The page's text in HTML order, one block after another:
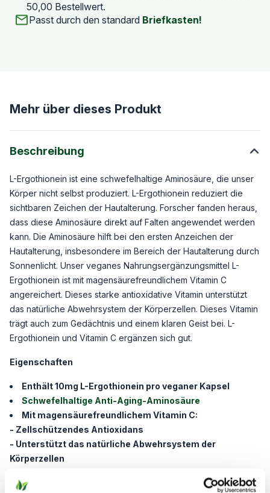
50,00 Bestellwert.
Passt durch den standard Briefkasten!
Mehr über dieses Produkt
Beschreibung
L-Ergothionein ist eine schwefelhaltige Aminosäure, die unser
Körper nicht selbst produziert. L-Ergothionein reduziert die
sichtbaren Zeichen der Hautalterung. Forscher fanden heraus,
dass diese Aminosäure direkt auf Falten angewendet werden
kann. Die Aminosäure hilft bei den ersten Anzeichen der
Hautalterung, insbesondere im Bereich der Hautalterung durch
Sonnenlicht. Unser veganes Nahrungsergänzungsmittel L-
Ergothionein ist mit magensäurefreundlichem Vitamin C
angereichert. Dieses starke antioxidative Vitamin unterstützt
das natürliche Abwehrsystem der Körperzellen. Dieses Vitamin
trägt auch zum Gedächtnis und einem klaren Geist bei. L-
Ergothionein und Vitamin C ergänzen sich gut.
Eigenschaften
Enthält 10mg L-Ergothionein pro veganer Kapsel
Schwefelhaltige Anti-Aging-Aminosäure
Mit magensäurefreundlichem Vitamin C:
- Zellschützendes Antioxidans
- Unterstützt das natürliche Abwehrsystem der
Körperzellen
- Trägt zum Gedächtnis und einem klaren Geist bei